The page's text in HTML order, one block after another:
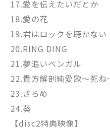
17.愛を伝えたいだとか
18.愛の花
19.君はロックを聴かない
20.RING DING
21.夢追いベンガル
22.貴方解剖純愛歌～死ね
23.ざらめ
24.葵
【disc2特典映像】